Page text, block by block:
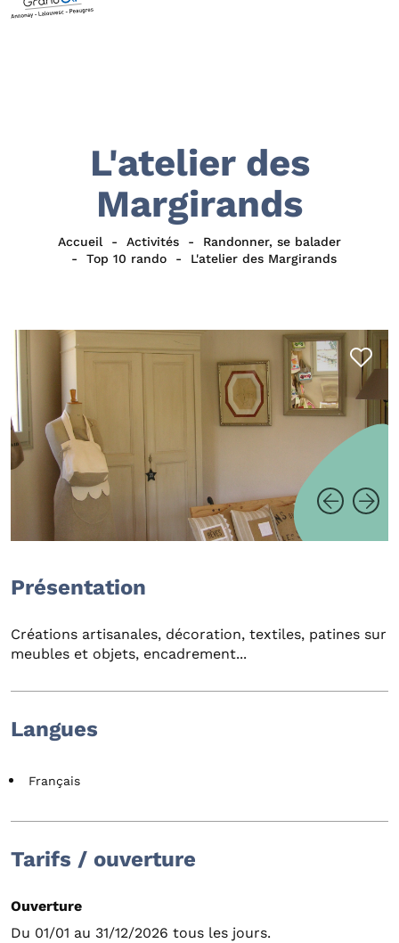
L'atelier des
Margirands
Accueil Activités
Randonner, se balader
Top 10 rando
L'atelier des Margirands
Présentation
Créations artisanales, décoration, textiles, patines sur
meubles et objets, encadrement...
Langues
Français
Tarifs / ouverture
Ouverture
Du 01/01 au 31/12/2026 tous les jours.